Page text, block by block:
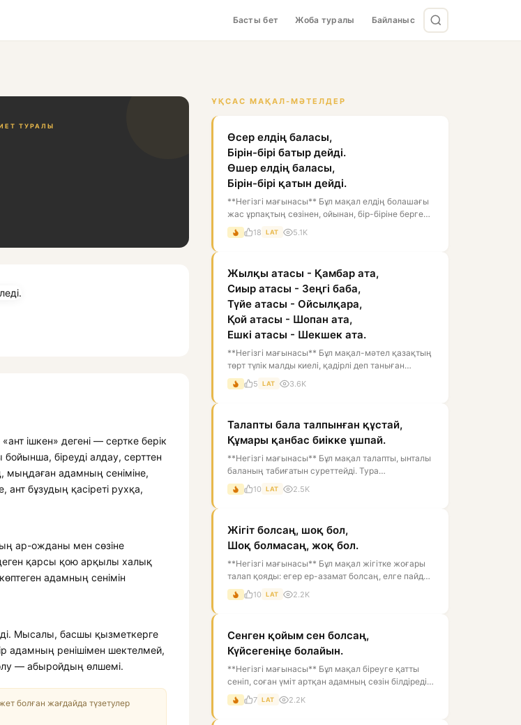
Басты бет Жоба туралы Байланыс
ТУРАЛЫ
ішкен» дегені — сертке берік
біреуді алдау, серттен
мыңдаған адамның сеніміне,
ант бұзудың қасіреті рухқа,
ар-ожданы мен сөзіне
қарсы қою арқылы халық
адамның сенімін
Мысалы, басшы қызметкерге
адамның ренішімен шектелмей,
— абыройдың өлшемі.
болған жағдайда түзетулер
ҰҚСАС МАҚАЛ-МӘТЕЛДЕР
Өсер елдің баласы,
Бірін-бірі батыр дейді.
Өшер елдің баласы,
Бірін-бірі қатын дейді.
**Негізгі мағынасы** Бұл мақал елдің болашағы
жас ұрпақтың сөзінен, ойынан, бір-біріне берген
бағасынан білінеді дегенді...
18 LAT 5.1K
Жылқы атасы - Қамбар ата,
Сиыр атасы - Зеңгі баба,
Түйе атасы - Ойсылқара,
Қой атасы - Шопан ата,
Ешкі атасы - Шекшек ата.
**Негізгі мағынасы** Бұл мақал-мәтел қазақтың
төрт түлік малды киелі, қадірлі деп таныған
дүниетанымын білдіреді. Мұнда...
5 LAT 3.6K
Талапты бала талпынған құстай,
Құмары қанбас биікке ұшпай.
**Негізгі мағынасы** Бұл мақал талапты, ынталы
баланың табиғатын суреттейді. Тура
мағынасында құс қанат қағып, биікке ұм...
10 LAT 2.5K
Жігіт болсаң, шоқ бол,
Шоқ болмасаң, жоқ бол.
**Негізгі мағынасы** Бұл мақал жігітке жоғары
талап қояды: егер ер-азамат болсаң, елге пайдаң
тиетін, мінезі мықты, ісі...
10 LAT 2.2K
Сенген қойым сен болсаң,
Күйсегеніңе болайын.
**Негізгі мағынасы** Бұл мақал біреуге қатты
сеніп, соған үміт артқан адамның сөзін білдіреді.
Тура мағынасы — «егер се...
7 LAT 2.2K